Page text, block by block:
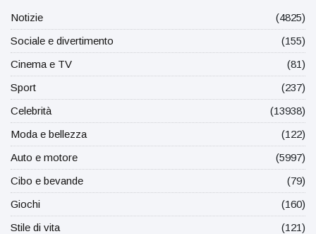
Notizie
(4825)
Sociale e divertimento
(155)
Cinema e TV
(81)
Sport
(237)
Celebrità
(13938)
Moda e bellezza
(122)
Auto e motore
(5997)
Cibo e bevande
(79)
Giochi
(160)
Stile di vita
(121)